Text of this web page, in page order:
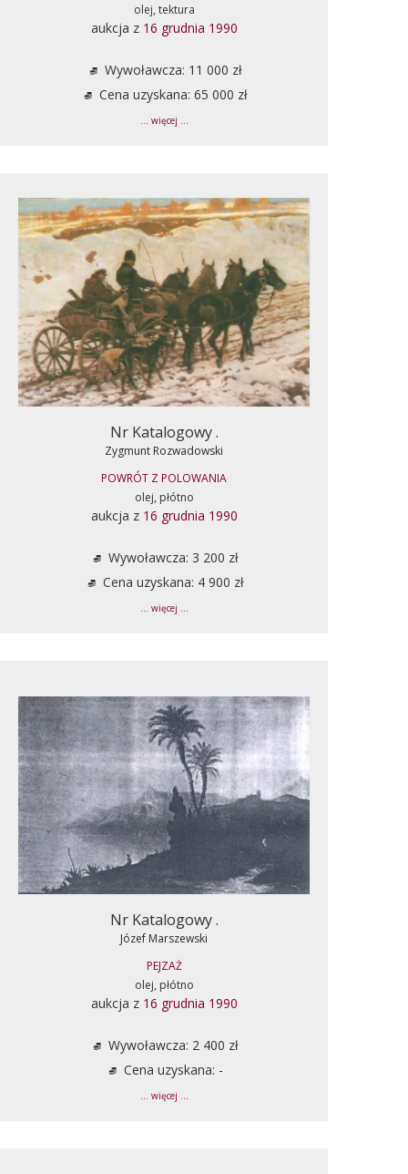
olej, tektura
aukcja z 16 grudnia 1990
Wywoławcza: 11 000 zł
Cena uzyskana: 65 000 zł
... więcej ...
Nr Katalogowy .
Zygmunt Rozwadowski
POWRÓT Z POLOWANIA
olej, płótno
aukcja z 16 grudnia 1990
Wywoławcza: 3 200 zł
Cena uzyskana: 4 900 zł
... więcej ...
Nr Katalogowy .
Józef Marszewski
PEJZAŻ
olej, płótno
aukcja z 16 grudnia 1990
Wywoławcza: 2 400 zł
Cena uzyskana: -
... więcej ...